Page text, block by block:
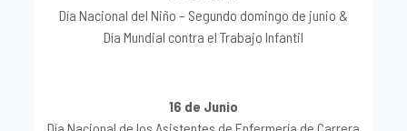
Día Nacional del Niño – Segundo domingo de junio &
Día Mundial contra el Trabajo Infantil
16 de Junio